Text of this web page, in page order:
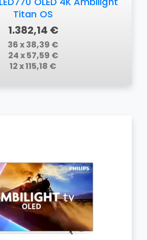
Titan OS
1.382,14 €
36 x 38,39 €
24 x 57,59 €
12 x 115,18 €